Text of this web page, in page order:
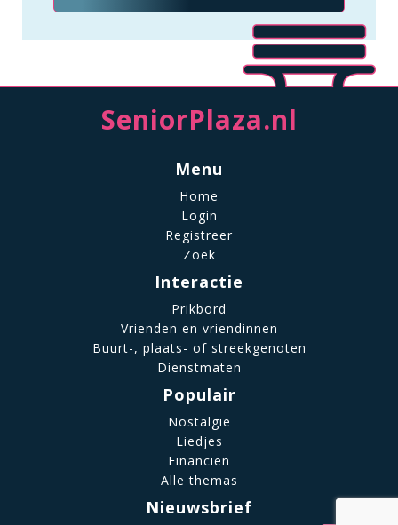
SeniorPlaza.nl
Menu
Home
Login
Registreer
Zoek
Interactie
Prikbord
Vrienden en vriendinnen
Buurt-, plaats- of streekgenoten
Dienstmaten
Populair
Nostalgie
Liedjes
Financiën
Alle themas
Nieuwsbrief